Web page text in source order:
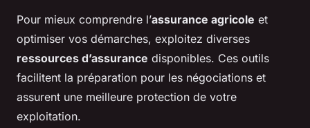
Pour mieux comprendre l’assurance agricole et
optimiser vos démarches, exploitez diverses
ressources d’assurance disponibles. Ces outils
facilitent la préparation pour les négociations et
assurent une meilleure protection de votre
exploitation.